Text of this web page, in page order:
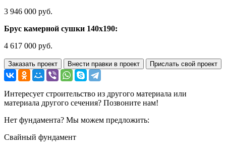
3 946 000 руб.
Брус камерной сушки 140х190:
4 617 000 руб.
Заказать проект Внести правки в проект Прислать свой проект
Интересует строительство из другого материала или
материала другого сечения? Позвоните нам!
Нет фундамента? Мы можем предложить:
Свайный фундамент